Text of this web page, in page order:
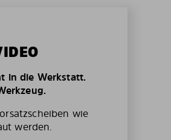
in die Werkstatt.
wie
werden.